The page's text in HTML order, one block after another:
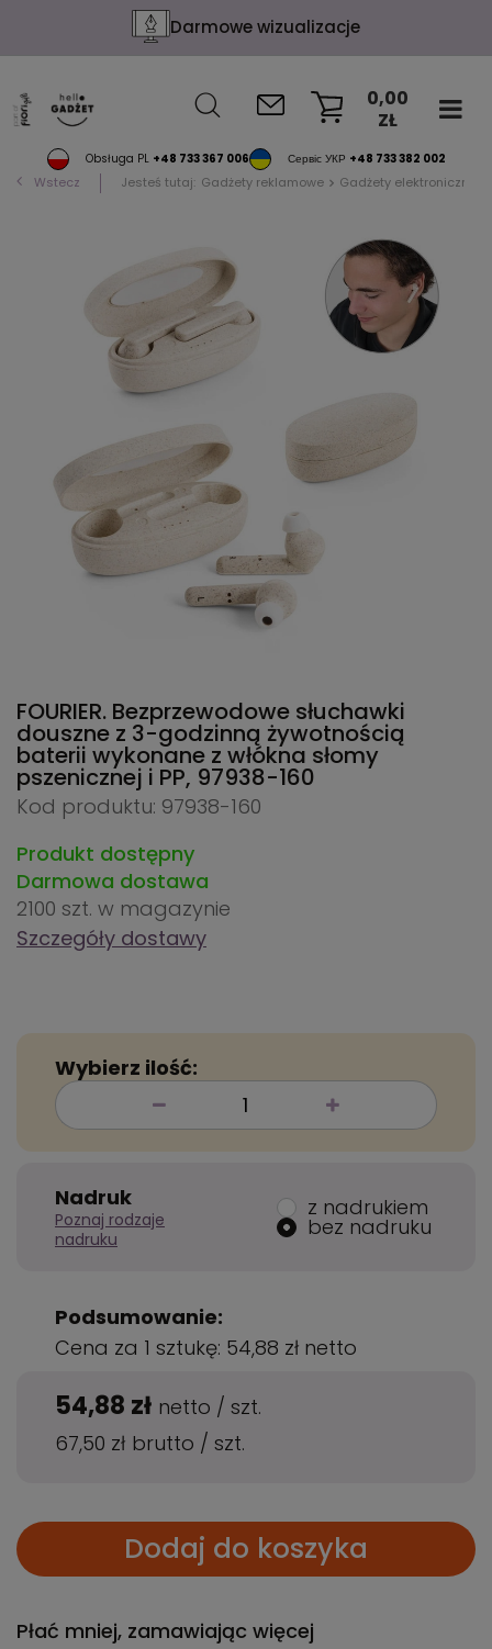
Darmowe wizualizacje
Obsługa PL +48 733 367 006 Сервіс УКР +48 733 382 002
0,00
ZŁ
Wstecz Jesteś tutaj: Gadżety reklamowe Gadżety elektroniczne
FOURIER. Bezprzewodowe słuchawki
douszne z 3-godzinną żywotnością
baterii wykonane z włókna słomy
pszenicznej i PP, 97938-160
Kod produktu: 97938-160
Produkt dostępny
Darmowa dostawa
2100 szt. w magazynie
Szczegóły dostawy
Wybierz ilość:
Nadruk
Poznaj rodzaje
nadruku
z nadrukiem
bez nadruku
Podsumowanie:
Cena za 1 sztukę: 54,88 zł netto
54,88 zł netto / szt.
67,50 zł brutto / szt.
Dodaj do koszyka
Płać mniej, zamawiając więcej